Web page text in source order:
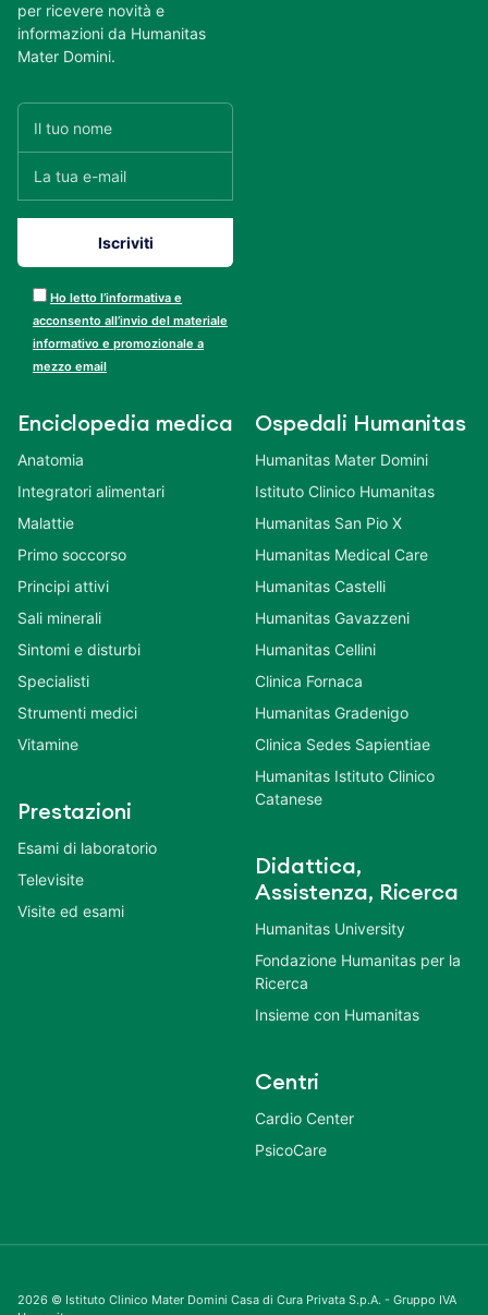
per ricevere novità e
informazioni da Humanitas
Mater Domini.
Ho letto l’informativa e
acconsento all’invio del materiale
informativo e promozionale a
mezzo email
Enciclopedia medica
Anatomia
Integratori alimentari
Malattie
Primo soccorso
Principi attivi
Sali minerali
Sintomi e disturbi
Specialisti
Strumenti medici
Vitamine
Prestazioni
Esami di laboratorio
Televisite
Visite ed esami
Ospedali Humanitas
Humanitas Mater Domini
Istituto Clinico Humanitas
Humanitas San Pio X
Humanitas Medical Care
Humanitas Castelli
Humanitas Gavazzeni
Humanitas Cellini
Clinica Fornaca
Humanitas Gradenigo
Clinica Sedes Sapientiae
Humanitas Istituto Clinico
Catanese
Didattica,
Assistenza, Ricerca
Humanitas University
Fondazione Humanitas per la
Ricerca
Insieme con Humanitas
Centri
Cardio Center
PsicoCare
2026 © Istituto Clinico Mater Domini Casa di Cura Privata S.p.A. - Gruppo IVA